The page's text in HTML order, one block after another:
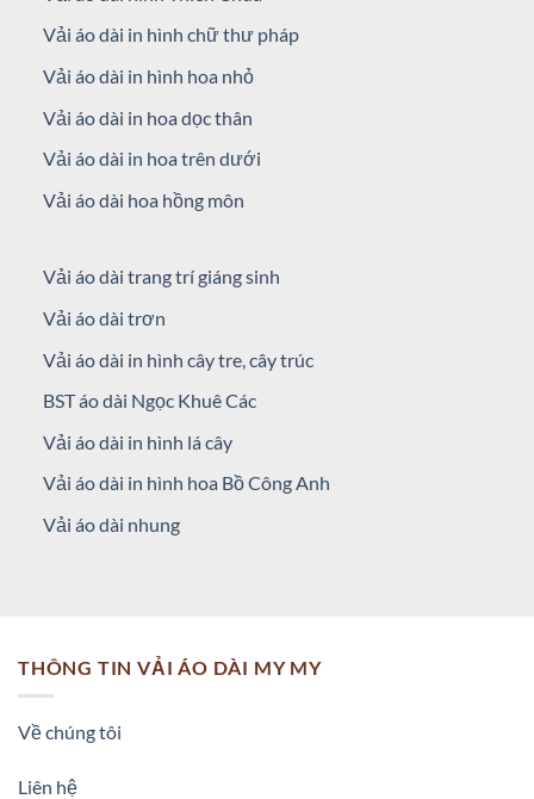
Vải áo dài in hình chữ thư pháp
Vải áo dài in hình hoa nhỏ
Vải áo dài in hoa dọc thân
Vải áo dài in hoa trên dưới
Vải áo dài hoa hồng môn
Vải áo dài trang trí giáng sinh
Vải áo dài trơn
Vải áo dài in hình cây tre, cây trúc
BST áo dài Ngọc Khuê Các
Vải áo dài in hình lá cây
Vải áo dài in hình hoa Bồ Công Anh
Vải áo dài nhung
THÔNG TIN VẢI ÁO DÀI MY MY
Về chúng tôi
Liên hệ